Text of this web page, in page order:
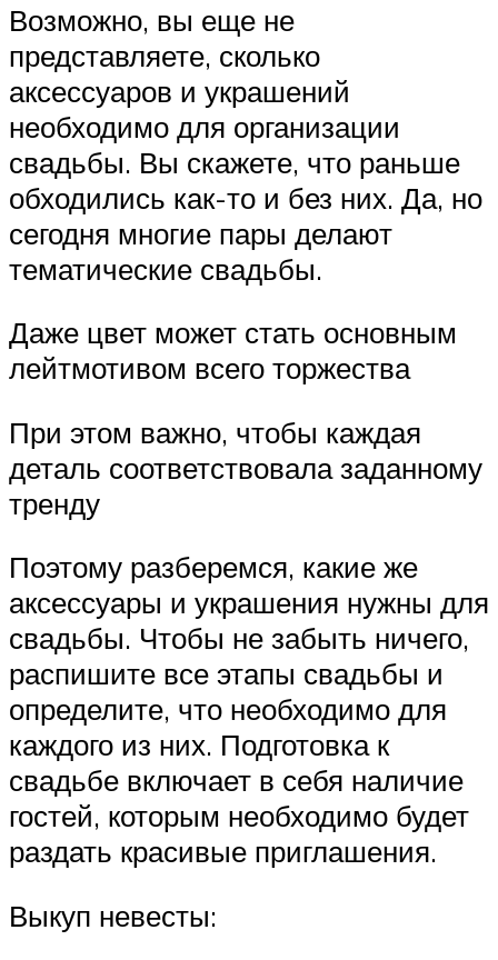
Возможно, вы еще не
представляете, сколько
аксессуаров и украшений
необходимо для организации
свадьбы. Вы скажете, что раньше
обходились как-то и без них. Да, но
сегодня многие пары делают
тематические свадьбы.
Даже цвет может стать основным
лейтмотивом всего торжества
При этом важно, чтобы каждая
деталь соответствовала заданному
тренду
Поэтому разберемся, какие же
аксессуары и украшения нужны для
свадьбы. Чтобы не забыть ничего,
распишите все этапы свадьбы и
определите, что необходимо для
каждого из них. Подготовка к
свадьбе включает в себя наличие
гостей, которым необходимо будет
раздать красивые приглашения.
Выкуп невесты: